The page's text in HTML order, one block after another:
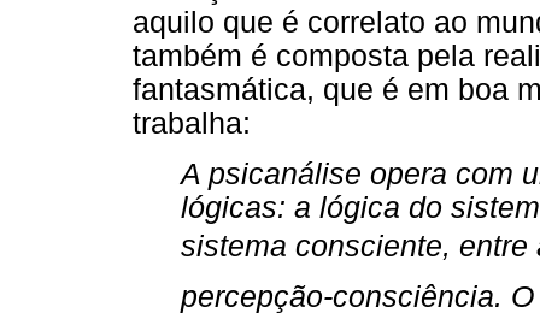
aquilo que é correlato ao
também é composta pela
fantasmática, que é em boa
trabalha:
A psicanálise opera com
lógicas: a lógica do
sistema consciente, entre
percepção-consciência.